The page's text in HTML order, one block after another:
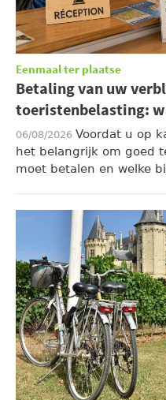
Eenmaal ter plaatse
Betaling van uw
toeristenbelasting:
06/08/2026 Voordat u op
het belangrijk om goed
moet betalen en welke